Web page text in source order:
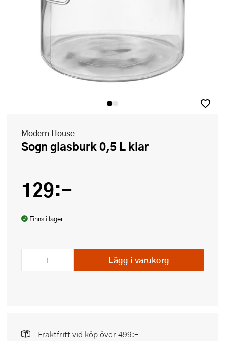
Modern House
Sogn glasburk 0,5 L klar
129:-
Finns i lager
Lägg i varukorg
Fraktfritt vid köp över 499:-